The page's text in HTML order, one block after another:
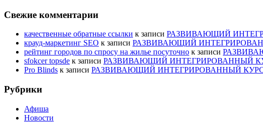
Свежие комментарии
качественные обратные ссылки к записи РАЗВИВАЮЩИЙ
крауд-маркетинг SEO к записи РАЗВИВАЮЩИЙ
рейтинг городов по спросу на жилье посуточно к записи
sfokcer topsde к записи РАЗВИВАЮЩИЙ ИНТЕГРИРОВАННЫЙ
Pro Blinds к записи РАЗВИВАЮЩИЙ ИНТЕГРИРОВАННЫЙ
Рубрики
Афиша
Новости